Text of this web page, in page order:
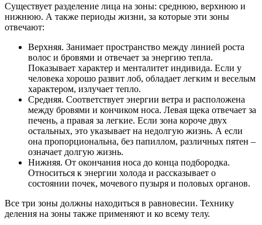
Существует разделение лица на зоны: среднюю, верхнюю и
нижнюю. А также периоды жизни, за которые эти зоны
отвечают:
Верхняя. Занимает пространство между линией роста
волос и бровями и отвечает за энергию тепла.
Показывает характер и менталитет индивида. Если у
человека хорошо развит лоб, обладает легким и веселым
характером, излучает тепло.
Средняя. Соответствует энергии ветра и расположена
между бровями и кончиком носа. Левая щека отвечает за
печень, а правая за легкие. Если зона короче двух
остальных, это указывает на недолгую жизнь. А если
она пропорциональна, без папиллом, различных пятен –
означает долгую жизнь.
Нижняя. От окончания носа до конца подбородка.
Относиться к энергии холода и рассказывает о
состоянии почек, мочевого пузыря и половых органов.
Все три зоны должны находиться в равновесии. Технику
деления на зоны также применяют и ко всему телу.